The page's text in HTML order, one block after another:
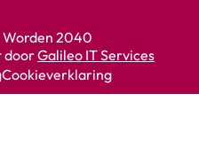
2040
doorGalileo IT Services
Cookieverklaring